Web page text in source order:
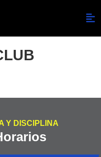
Y DISCIPLINA